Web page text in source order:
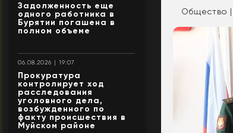
Задолженность еще
одного работника в
Бурятии погашена в
полном объеме
06.08.2026 | 19:07
Прокуратура
контролирует ход
расследования
уголовного дела,
возбужденного по
факту происшествия в
Муйском районе
Общество |